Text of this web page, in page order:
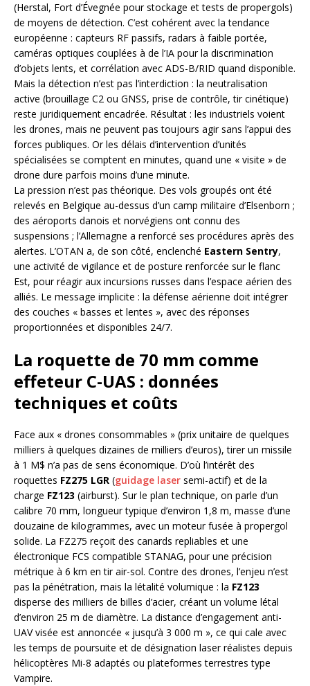
(Herstal, Fort d’Évegnée pour stockage et tests de propergols)
de moyens de détection. C’est cohérent avec la tendance
européenne : capteurs RF passifs, radars à faible portée,
caméras optiques couplées à de l’IA pour la discrimination
d’objets lents, et corrélation avec ADS-B/RID quand disponible.
Mais la détection n’est pas l’interdiction : la neutralisation
active (brouillage C2 ou GNSS, prise de contrôle, tir cinétique)
reste juridiquement encadrée. Résultat : les industriels voient
les drones, mais ne peuvent pas toujours agir sans l’appui des
forces publiques. Or les délais d’intervention d’unités
spécialisées se comptent en minutes, quand une « visite » de
drone dure parfois moins d’une minute.
La pression n’est pas théorique. Des vols groupés ont été
relevés en Belgique au-dessus d’un camp militaire d’Elsenborn ;
des aéroports danois et norvégiens ont connu des
suspensions ; l’Allemagne a renforcé ses procédures après des
alertes. L’OTAN a, de son côté, enclenché Eastern Sentry,
une activité de vigilance et de posture renforcée sur le flanc
Est, pour réagir aux incursions russes dans l’espace aérien des
alliés. Le message implicite : la défense aérienne doit intégrer
des couches « basses et lentes », avec des réponses
proportionnées et disponibles 24/7.
La roquette de 70 mm comme
effeteur C-UAS : données
techniques et coûts
Face aux « drones consommables » (prix unitaire de quelques
milliers à quelques dizaines de milliers d’euros), tirer un missile
à 1 M$ n’a pas de sens économique. D’où l’intérêt des
roquettes FZ275 LGR (guidage laser semi-actif) et de la
charge FZ123 (airburst). Sur le plan technique, on parle d’un
calibre 70 mm, longueur typique d’environ 1,8 m, masse d’une
douzaine de kilogrammes, avec un moteur fusée à propergol
solide. La FZ275 reçoit des canards repliables et une
électronique FCS compatible STANAG, pour une précision
métrique à 6 km en tir air-sol. Contre des drones, l’enjeu n’est
pas la pénétration, mais la létalité volumique : la FZ123
disperse des milliers de billes d’acier, créant un volume létal
d’environ 25 m de diamètre. La distance d’engagement anti-
UAV visée est annoncée « jusqu’à 3 000 m », ce qui cale avec
les temps de poursuite et de désignation laser réalistes depuis
hélicoptères Mi-8 adaptés ou plateformes terrestres type
Vampire.